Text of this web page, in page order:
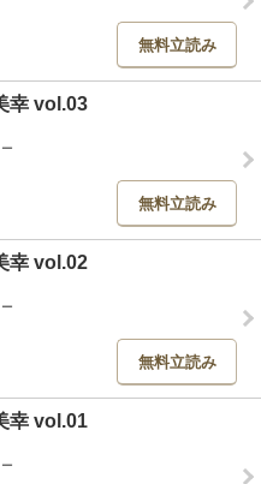
無料立読み
幸 vol.03
無料立読み
幸 vol.02
無料立読み
幸 vol.01